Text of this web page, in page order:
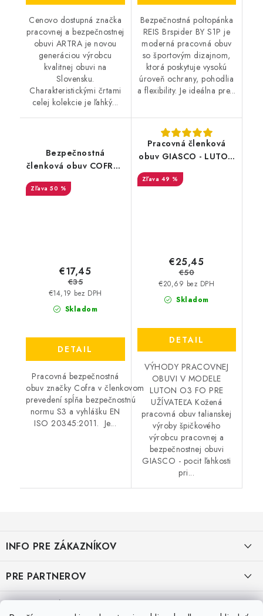
Cenovo dostupná značka
pracovnej a bezpečnostnej
obuvi ARTRA je novou
generáciou výrobcu
kvalitnej obuvi na
Slovensku.
Charakteristickými črtami
celej kolekcie je ľahký...
Bezpečnostná poltopánka
REIS Brspider BY S1P je
moderná pracovná obuv
so športovým dizajnom,
ktorá poskytuje vysokú
úroveň ochrany, pohodlia
a flexibility. Je ideálna pre...
Bezpečnostná
členková obuv COFRA -
Lhasa S3 SRC-
výpredaj
50 %
Skladom
€14,19 bez DPH
€17,45
€35
DETAIL
Pracovná bezpečnostná
obuv značky Cofra v členkovom
prevedení spĺňa bezpečnostnú
normu S3 a vyhlášku EN
ISO 20345:2011. Je...
Pracovná členková
obuv GIASCO - LUTON
O3 FO - výpredaj
49 %
Skladom
€20,69 bez DPH
€25,45
€50
DETAIL
VÝHODY PRACOVNEJ
OBUVI V MODELE
LUTON O3 FO PRE
UŽÍVATEĽA Kožená
pracovná obuv talianskej
výroby špičkového
výrobcu pracovnej a
bezpečnostnej obuvi
GIASCO - pocit ľahkosti
pri...
p
ä
t
i
INFO PRE ZÁKAZNÍKOV
AKO NAKUPOVAŤ
OBCHODNÉ PODMIENKY
PRE PARTNEROV
KATALÓG OBUVI A OPP ČERVA